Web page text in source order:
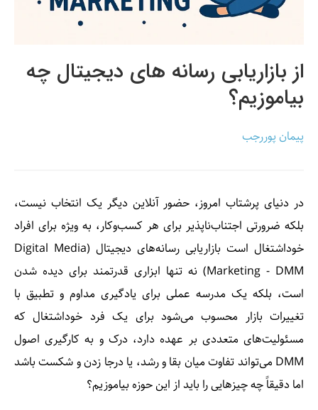
از بازاریابی رسانه های دیجیتال چه
بیاموزیم؟
پیمان پوررجب
در دنیای پرشتاب امروز، حضور آنلاین دیگر یک انتخاب نیست،
بلکه ضرورتی اجتناب‌ناپذیر برای هر کسب‌وکار، به ویژه برای افراد
خوداشتغال است بازاریابی رسانه‌های دیجیتال (Digital Media
Marketing - DMM) نه تنها ابزاری قدرتمند برای دیده شدن
است، بلکه یک مدرسه عملی برای یادگیری مداوم و تطبیق با
تغییرات بازار محسوب می‌شود برای یک فرد خوداشتغال که
مسئولیت‌های متعددی بر عهده دارد، درک و به کارگیری اصول
DMM می‌تواند تفاوت میان بقا و رشد، یا درجا زدن و شکست باشد
اما دقیقاً چه چیزهایی را باید از این حوزه بیاموزیم؟